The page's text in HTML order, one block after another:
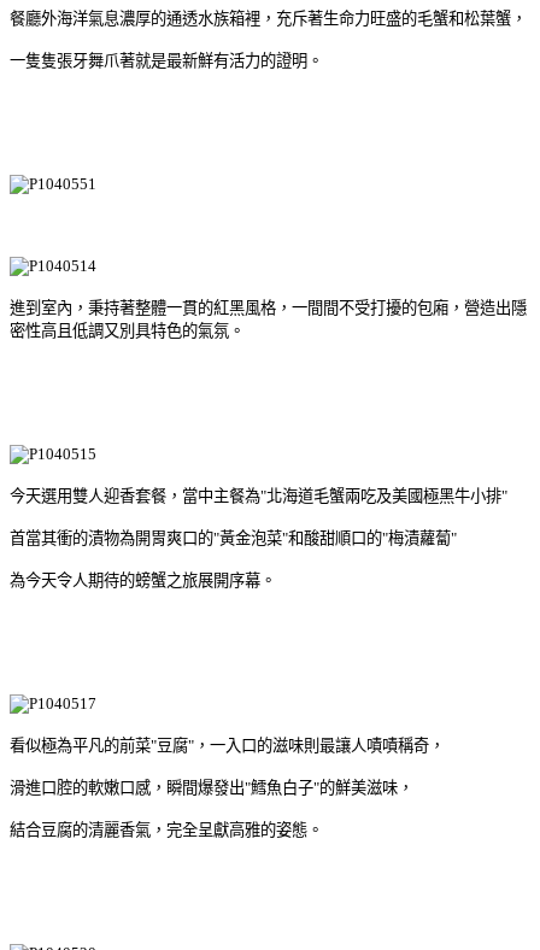
餐廳外海洋氣息濃厚的通透水族箱裡，充斥著生命力旺盛的毛蟹和松葉蟹，
一隻隻張牙舞爪著就是最新鮮有活力的證明。
進到室內，秉持著整體一貫的紅黑風格，一間間不受打擾的包廂，營造出隱
密性高且低調又別具特色的氣氛。
今天選用雙人迎香套餐，當中主餐為"北海道毛蟹兩吃及美國極黑牛小排"
首當其衝的漬物為開胃爽口的"黃金泡菜"和酸甜順口的"梅漬蘿蔔"
為今天令人期待的螃蟹之旅展開序幕。
看似極為平凡的前菜"豆腐"，一入口的滋味則最讓人嘖嘖稱奇，
滑進口腔的軟嫩口感，瞬間爆發出"鱈魚白子"的鮮美滋味，
結合豆腐的清麗香氣，完全呈獻高雅的姿態。